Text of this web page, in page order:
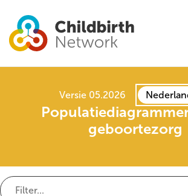
Versie 05.2026
geboortezorg